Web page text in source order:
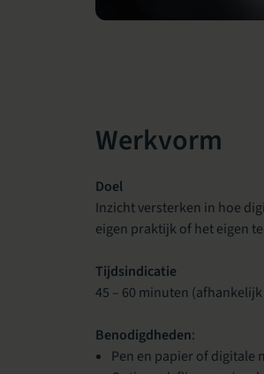
Werkvorm
Doel
Inzicht versterken in hoe
eigen praktijk of het eigen
Tijdsindicatie
45 – 60 minuten
Benodigdheden:
Pen en papier of digitale